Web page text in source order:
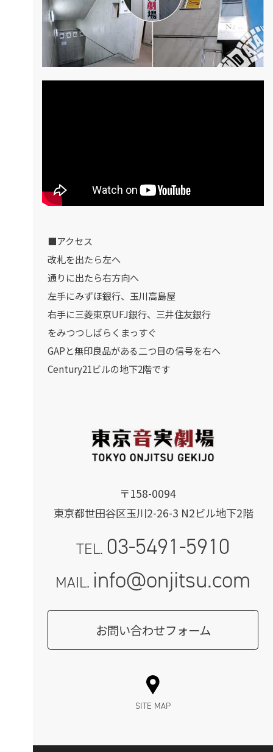
〒158-0094
東京都世田谷区玉川2-26-3 N2ビル地下2階
TEL. 03-5491-5910
MAIL. info@onjitsu.com
お問い合わせフォーム
■アクセス
改札を出たら左へ
通りに出たら右方向へ
左手にみずほ銀行、玉川高島屋
右手に三菱東京UFJ銀行、三井住友銀行
をみつつしばらくまっすぐ
GAPと無印良品がある二つ目の信号を右へ
Century21ビルの地下2階です
SITE MAP